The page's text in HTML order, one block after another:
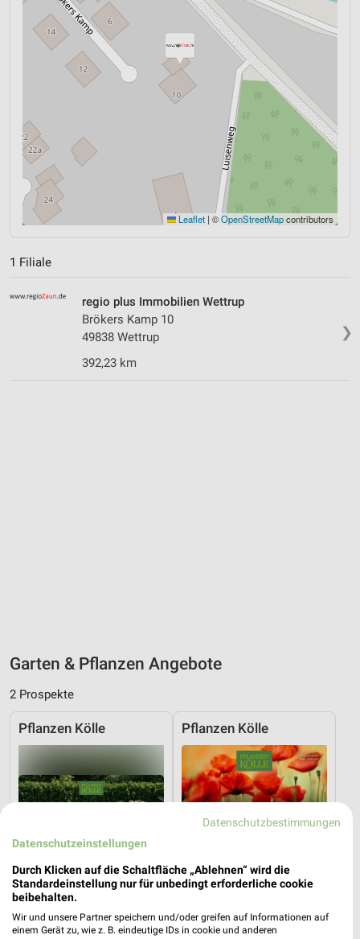
Leaflet | ©OpenStreetMapcontributors
1 Filiale
❯
regio plus Immobilien Wettrup
Brökers Kamp 10
49838 Wettrup
392,23 km
Garten & Pflanzen Angebote
2 Prospekte
Pflanzen Kölle Pflanzen Kölle
Datenschutzbestimmungen
Datenschutzeinstellungen
Durch Klicken auf die Schaltfläche „Ablehnen“ wird die
Standardeinstellung nur für unbedingt erforderliche cookie
beibehalten.
Wir und unsere Partner speichern und/oder greifen auf Informationen auf
einem Gerät zu, wie z. B. eindeutige IDs in cookie und anderen